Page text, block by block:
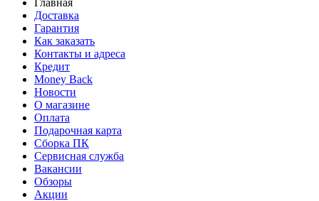
Доставка
Гарантия
Как заказать
Контакты и адреса
Кредит
Money Back
Новости
О магазине
Оплата
Подарочная карта
Сборка ПК
Сервисная служба
Вакансии
Обзоры
Акции